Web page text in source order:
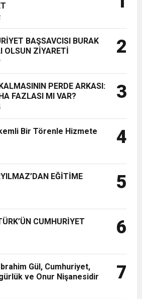
MESAJI
ERTELENDİ
BAŞKAN EMRAH
ZİYARET
BAŞSAVCISI BURAK
OLSUN ZİYARETİ
2
PERDE ARKASI:
FAZLASI MI VAR?
3
Bir Törenle Hizmete
4
EĞİTİME
5
CUMHURİYET
6
Gül, Cumhuriyet,
ve Onur Nişanesidir
7